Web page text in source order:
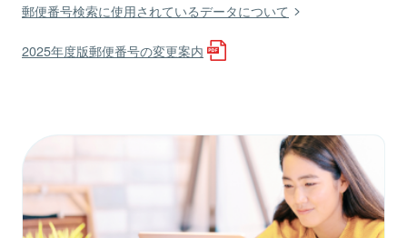
郵便番号検索に使用されているデータについて
2025年度版郵便番号の変更案内